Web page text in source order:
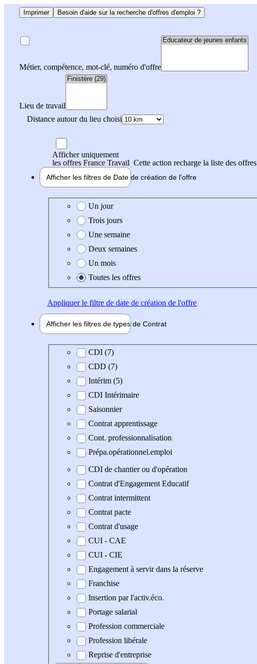
Imprimer Besoin d'aide sur la recherche d'offres d'emploi ?
Métier, compétence, mot-clé, numéro d'offre
Lieu de travail
Distance autour du lieu choisi
Afficher uniquement
les offres France Travail Cette action recharge la liste des offres
Afficher les filtres de Date de création de l'offre
Date de création de l'offre
Un jour
Trois jours
Une semaine
Deux semaines
Un mois
Toutes les offres
Appliquerle filtre de date de création de l'offre
Afficher les filtres de types de Contrat
Type de contrat
CDI (7)
CDD (7)
Intérim (5)
CDI Intérimaire
Saisonnier
Contrat apprentissage
Cont. professionnalisation
Prépa.opérationnel.emploi
CDI de chantier ou d'opération
Contrat d'Engagement Educatif
Contrat intermittent
Contrat pacte
Contrat d'usage
CUI - CAE
CUI - CIE
Engagement à servir dans la réserve
Franchise
Insertion par l'activ.éco.
Portage salarial
Profession commerciale
Profession libérale
Reprise d'entreprise